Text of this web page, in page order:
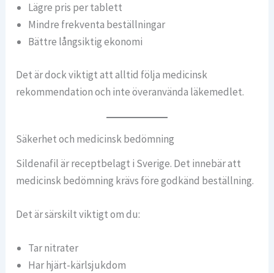
Lägre pris per tablett
Mindre frekventa beställningar
Bättre långsiktig ekonomi
Det är dock viktigt att alltid följa medicinsk
rekommendation och inte överanvända läkemedlet.
Säkerhet och medicinsk bedömning
Sildenafil är receptbelagt i Sverige. Det innebär att
medicinsk bedömning krävs före godkänd beställning.
Det är särskilt viktigt om du:
Tar nitrater
Har hjärt-kärlsjukdom